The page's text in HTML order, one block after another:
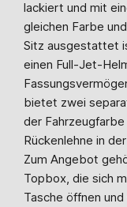
lackiert und mit
gleichen Farbe
Sitz ausgestattet
einen Full-Jet-
bietet zwei
der
Rückenlehne in
Zum Angebot
Topbox, die sich
Tasche öffnen